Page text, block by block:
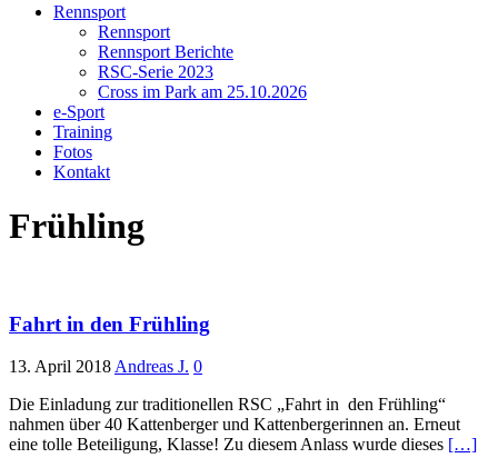
Rennsport
Rennsport
Rennsport Berichte
RSC-Serie 2023
Cross im Park am 25.10.2026
e-Sport
Training
Fotos
Kontakt
Frühling
Fahrt in den Frühling
13. April 2018 Andreas J. 0
Die Einladung zur traditionellen RSC „Fahrt in den Frühling“
nahmen über 40 Kattenberger und Kattenbergerinnen an. Erneut
eine tolle Beteiligung, Klasse! Zu diesem Anlass wurde dieses […]